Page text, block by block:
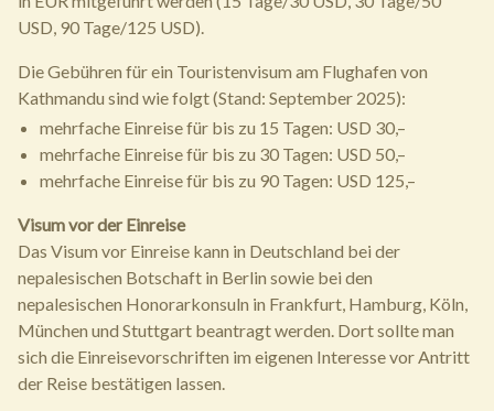
USD, 90 Tage/125 USD).
Die Gebühren für ein Touristenvisum am Flughafen von
Kathmandu sind wie folgt (Stand: September 2025):
mehrfache Einreise für bis zu 15 Tagen: USD 30,–
mehrfache Einreise für bis zu 30 Tagen: USD 50,–
mehrfache Einreise für bis zu 90 Tagen: USD 125,–
Visum vor der Einreise
Das Visum vor Einreise kann in Deutschland bei der
nepalesischen Botschaft in Berlin sowie bei den
nepalesischen Honorarkonsuln in Frankfurt, Hamburg, Köln,
München und Stuttgart beantragt werden. Dort sollte man
sich die Einreisevorschriften im eigenen Interesse vor Antritt
der Reise bestätigen lassen.